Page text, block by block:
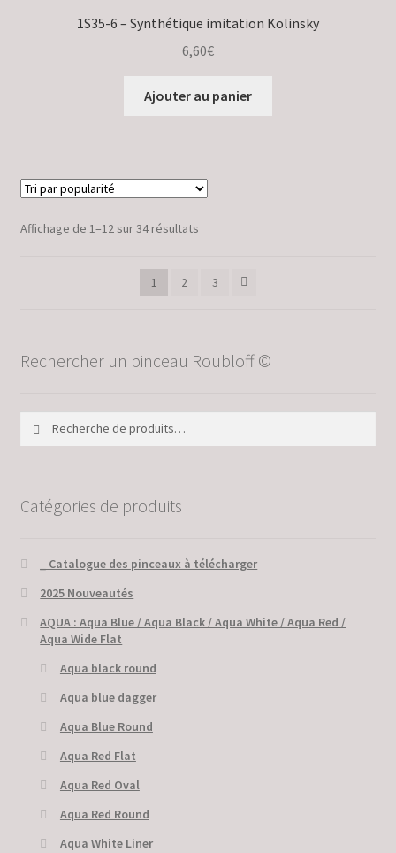
1S35-6 – Synthétique imitation Kolinsky
6,60€
Ajouter au panier
Affichage de 1–12 sur 34 résultatsTrié
1
2 3
Rechercher un pinceau Roubloff ©
Catégories de produits
_ Catalogue des pinceaux à télécharger
2025 Nouveautés
AQUA : Aqua Blue / Aqua Black / Aqua White / Aqua Red /
Aqua Wide Flat
Aqua black round
Aqua blue dagger
Aqua Blue Round
Aqua Red Flat
Aqua Red Oval
Aqua Red Round
Aqua White Liner